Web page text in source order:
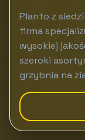
Planto z
firma
wysokiej
szeroki
grzybnia na